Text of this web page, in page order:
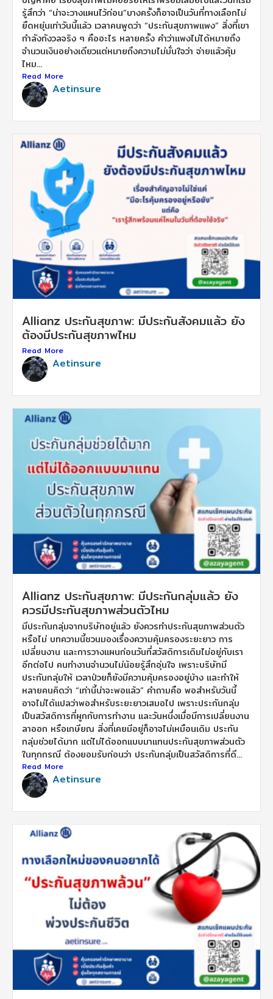
รู้สึกว่า “น่าจะวางแผนไว้ก่อน”บางครั้งก็อาจเป็นวันที่ทางเลือกไม่
ยืดหยุ่นเท่าวันนี้แล้ว เวลาคนพูดว่า “ประกันสุขภาพแพง” สิ่งที่เขา
กำลังกังวลจริง ๆ คืออะไร หลายครั้ง คำว่าแพงไม่ได้หมายถึง
จำนวนเงินอย่างเดียวแต่หมายถึงความไม่มั่นใจว่า จ่ายแล้วคุ้ม
ไหม...
Read More
Aetinsure
Allianz ประกันสุขภาพ: มีประกันสังคมแล้ว ยัง
ต้องมีประกันสุขภาพไหม
Read More
Aetinsure
Allianz ประกันสุขภาพ: มีประกันกลุ่มแล้ว ยัง
ควรมีประกันสุขภาพส่วนตัวไหม
มีประกันกลุ่มจากบริษัทอยู่แล้ว ยังควรทำประกันสุขภาพส่วนตัว
หรือไม่ บทความนี้ชวนมองเรื่องความคุ้มครองระยะยาว การ
เปลี่ยนงาน และการวางแผนก่อนวันที่สวัสดิการเดิมไม่อยู่กับเรา
อีกต่อไป คนทำงานจำนวนไม่น้อยรู้สึกอุ่นใจ เพราะบริษัทมี
ประกันกลุ่มให้ เวลาป่วยก็ยังมีความคุ้มครองอยู่บ้าง และทำให้
หลายคนคิดว่า “เท่านี้น่าจะพอแล้ว” คำถามคือ พอสำหรับวันนี้
อาจไม่ได้แปลว่าพอสำหรับระยะยาวเสมอไป เพราะประกันกลุ่ม
เป็นสวัสดิการที่ผูกกับการทำงาน และวันหนึ่งเมื่อมีการเปลี่ยนงาน
ลาออก หรือเกษียณ สิ่งที่เคยมีอยู่ก็อาจไม่เหมือนเดิม ประกัน
กลุ่มช่วยได้มาก แต่ไม่ได้ออกแบบมาแทนประกันสุขภาพส่วนตัว
ในทุกกรณี ต้องยอมรับก่อนว่า ประกันกลุ่มเป็นสวัสดิการที่ดี...
Read More
Aetinsure